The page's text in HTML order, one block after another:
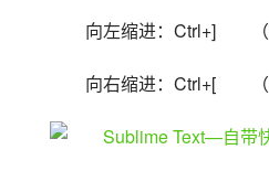
向左缩进：Ctrl+]　　（
向右缩进：Ctrl+[　　